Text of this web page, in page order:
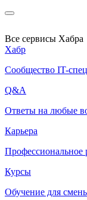
Все сервисы Хабра
Хабр
Сообщество IT-
Q&A
Ответы на любые
Карьера
Профессиональное
Курсы
Обучение для